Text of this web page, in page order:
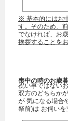
※ 基本的にはお
す。そのため、
でなければ、お
挨拶することを
喪中の時のお歳暮
祝い事ではない
双方のどちらかが
が 気になる場合
祭前)は お伺いを